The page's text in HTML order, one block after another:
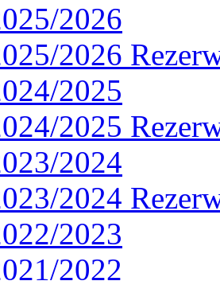
2026
2026
2025
2025
2024
2024
2023
2022